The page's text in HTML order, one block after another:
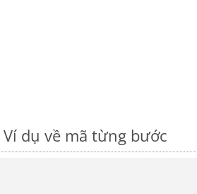
Ví dụ về mã từng bước